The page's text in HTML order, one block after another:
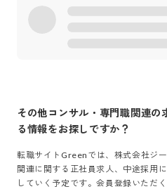
その他コンサル・専門職関連の
る情報をお探しですか？
転職サイトGreenでは、 株式会社ジ
関連に関する正社員求人、中途採用
していく予定です。会員登録いただく